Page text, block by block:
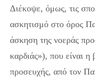
Διέκοψε, όμως, τις
ασκητισμό στο όρος
άσκηση της νοεράς
καρδιάς»), που είναι
προσευχής, από τον